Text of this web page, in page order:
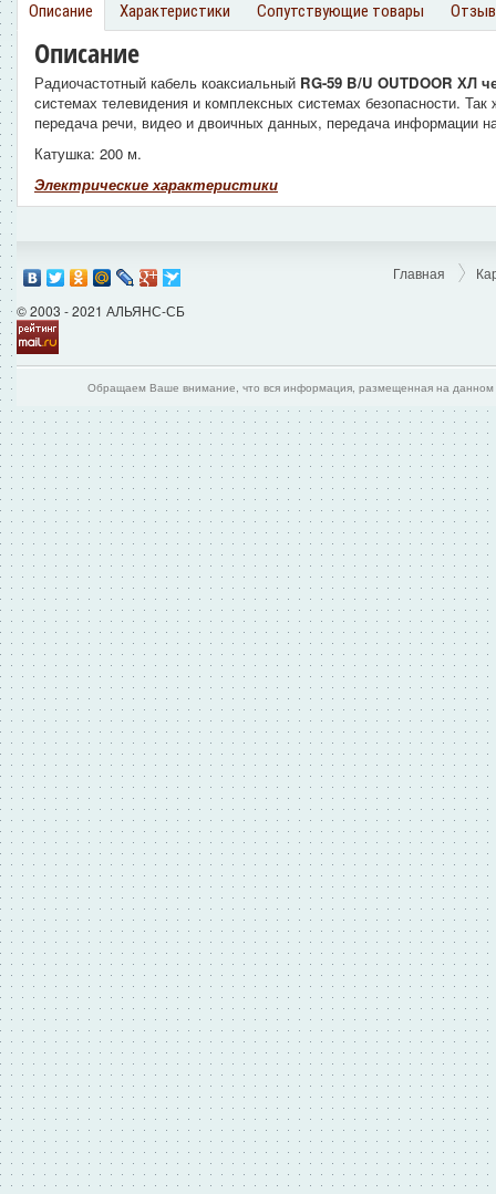
Описание Характеристики Сопутствующие товары
Описание
Радиочастотный кабель коаксиальный RG-59 B/U OUTDOOR ХЛ
системах телевидения и комплексных системах безопасности.
передача речи, видео и двоичных данных, передача информации
Катушка: 200 м.
Электрические характеристики
© 2003 - 2021 АЛЬЯНС-СБ
Главная
Обращаем Ваше внимание, что вся информация, размещенная на данном